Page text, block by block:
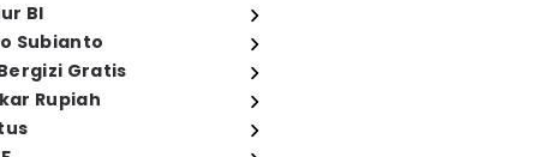
BI
Subianto
Gratis
Rupiah